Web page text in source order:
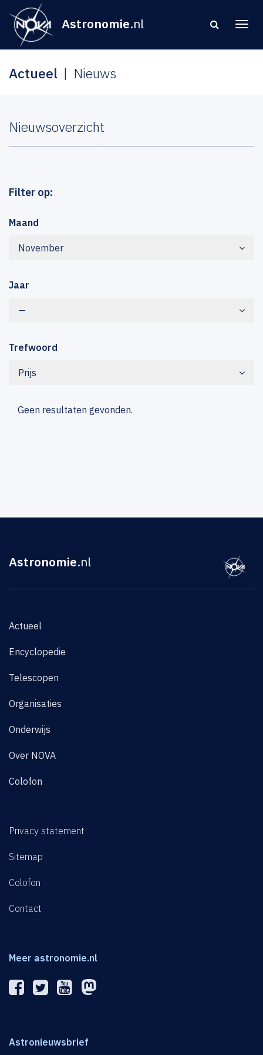
Astronomie.nl
Actueel Nieuws
Nieuwsoverzicht
Filter op:
Maand
November
Jaar
—
Trefwoord
Prijs
Geen resultaten gevonden.
Astronomie.nl
Actueel
Encyclopedie
Telescopen
Organisaties
Onderwijs
Over NOVA
Colofon
Privacy statement
Sitemap
Colofon
Contact
Meer astronomie.nl
Astronieuwsbrief